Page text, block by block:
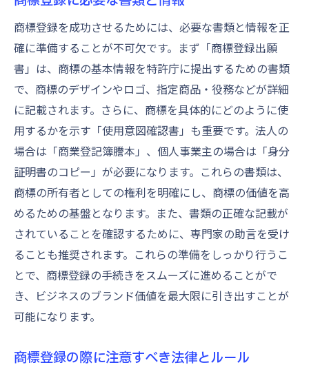
商標登録を成功させるためには、必要な書類と情報を正
確に準備することが不可欠です。まず「商標登録出願
書」は、商標の基本情報を特許庁に提出するための書類
で、商標のデザインやロゴ、指定商品・役務などが詳細
に記載されます。さらに、商標を具体的にどのように使
用するかを示す「使用意図確認書」も重要です。法人の
場合は「商業登記簿謄本」、個人事業主の場合は「身分
証明書のコピー」が必要になります。これらの書類は、
商標の所有者としての権利を明確にし、商標の価値を高
めるための基盤となります。また、書類の正確な記載が
されていることを確認するために、専門家の助言を受け
ることも推奨されます。これらの準備をしっかり行うこ
とで、商標登録の手続きをスムーズに進めることがで
き、ビジネスのブランド価値を最大限に引き出すことが
可能になります。
商標登録の際に注意すべき法律とルール